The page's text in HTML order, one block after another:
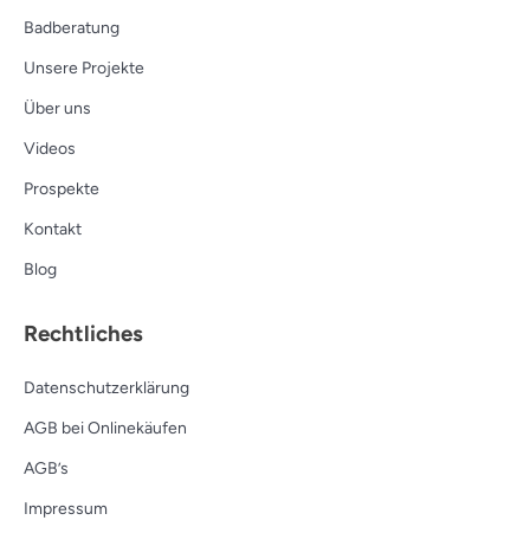
Badberatung
Unsere Projekte
Über uns
Videos
Prospekte
Kontakt
Blog
Rechtliches
Datenschutzerklärung
AGB bei Onlinekäufen
AGB’s
Impressum